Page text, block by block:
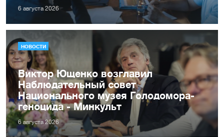
6 августа 2026
НОВОСТИ
Виктор Ющенко возглавил
Наблюдательный совет
Национального музея Голодомора-
геноцида - Минкульт
6 августа 2026